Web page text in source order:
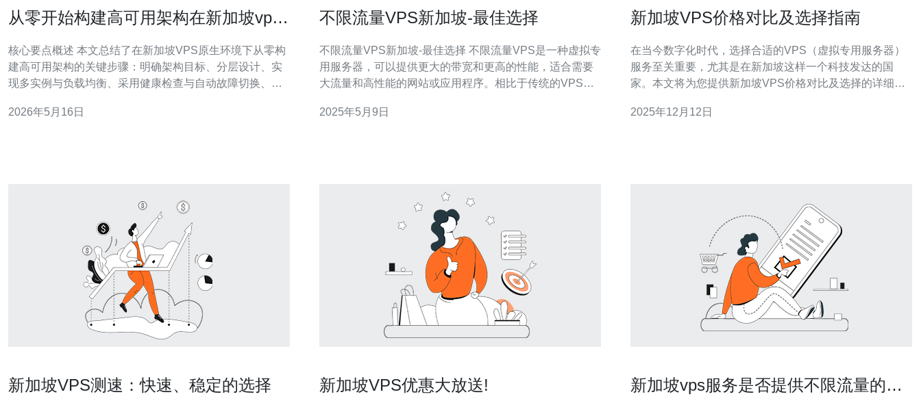
从零开始构建高可用架构在新加坡vps
核心要点概述 本文总结了在新加坡VPS原生环境下从零构
建高可用架构的关键步骤：明确架构目标、分层设计、实
现多实例与负载均衡、采用健康检查与自动故障切换、结
践中优先选择网络质量与本地支持优秀的服务商，推荐德
2026年5月16日
不限流量VPS新加坡-最佳选择
不限流量VPS新加坡-最佳选择 不限流量VPS是一种虚拟专
用服务器，可以提供更大的带宽和更高的性能，适合需要
大流量和高性能的网站或应用程序。相比于传统的VPS，
定运行。 新加坡作为亚洲的科技中心，拥有先进的网络基
2025年5月9日
新加坡VPS价格对比及选择指南
在当今数字化时代，选择合适的VPS（虚拟专用服务器）
服务至关重要，尤其是在新加坡这样一个科技发达的国
家。本文将为您提供新加坡VPS价格对比及选择的详细指
场情况、比较不同服务商的价格、选择合适VPS的步骤以
2025年12月12日
新加坡VPS测速：快速、稳定的选择 新加坡VPS优惠大放送!
新加坡vps服务是否提供不限流量的选